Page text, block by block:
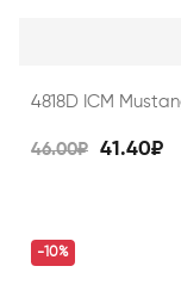
4818D ICM
46.00₽ 41.40₽
-10%